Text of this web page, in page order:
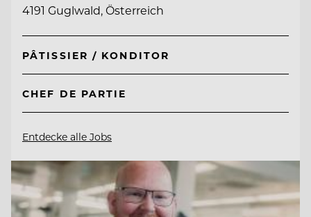
4191 Guglwald, Österreich
PÂTISSIER / KONDITOR
CHEF DE PARTIE
Entdecke alle Jobs